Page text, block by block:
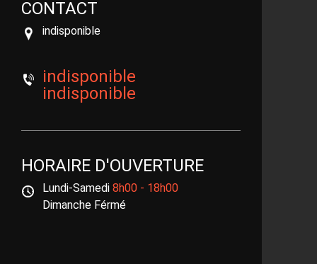
CONTACT
indisponible
indisponible
indisponible
HORAIRE D'OUVERTURE
Lundi-Samedi 8h00 - 18h00
Dimanche Férmé